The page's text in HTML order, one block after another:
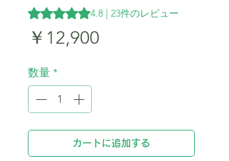
評価は23件のレビューに基づき、5つ星
4.8 | 23件のレビュー
￥12,900
数量 *
カートに追加する